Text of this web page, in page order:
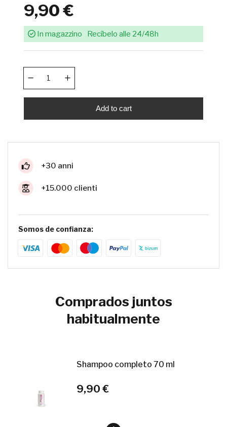
9,90 €
In magazzino Recíbelo alle 24/48h
Add to cart
+30 anni
+15.000 clienti
Somos de confianza:
Comprados juntos
habitualmente
Shampoo completo 70 ml
9,90 €